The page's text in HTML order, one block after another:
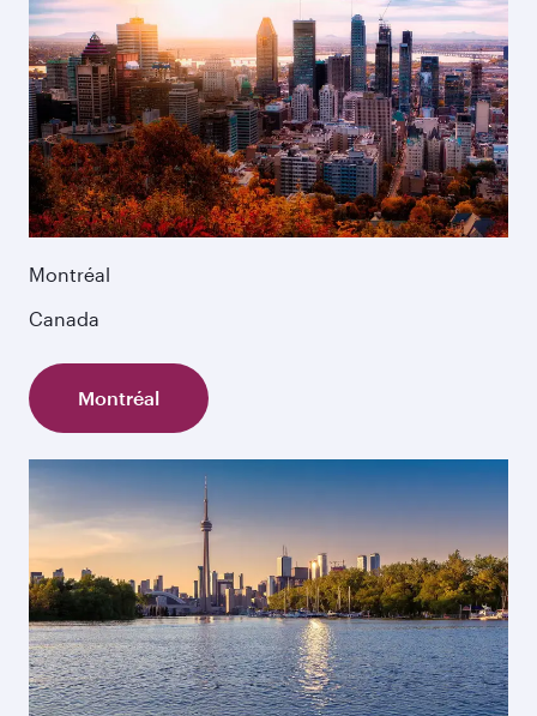
Montréal
Canada
Montréal